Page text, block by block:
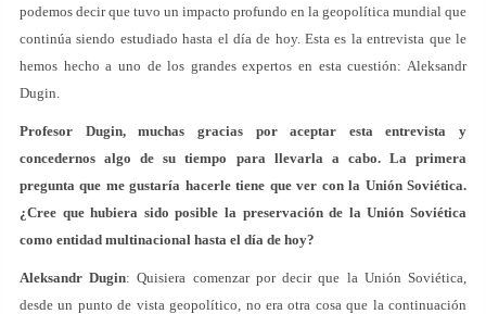
podemos decir que tuvo un impacto profundo en la geopolítica mundial que
continúa siendo estudiado hasta el día de hoy. Esta es la entrevista que le
hemos hecho a uno de los grandes expertos en esta cuestión: Aleksandr
Dugin.
Profesor Dugin, muchas gracias por aceptar esta entrevista y
concedernos algo de su tiempo para llevarla a cabo. La primera
pregunta que me gustaría hacerle tiene que ver con la Unión Soviética.
¿Cree que hubiera sido posible la preservación de la Unión Soviética
como entidad multinacional hasta el día de hoy?
Aleksandr Dugin: Quisiera comenzar por decir que la Unión Soviética,
desde un punto de vista geopolítico, no era otra cosa que la continuación